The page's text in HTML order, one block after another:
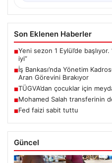
Son Eklenen Haberler
■Yeni sezon 1 Eylül’de
iyi”
■İş Bankası’nda Yönetim
Aran Görevini Bırakıyor
■TÜGVA’dan çocuklar için
■Mohamed Salah transferinin
■Fed faizi sabit tuttu
Güncel